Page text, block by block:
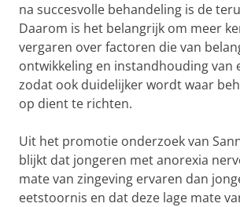
na succesvolle behandeling is de
Daarom is het belangrijk om meer
vergaren over factoren die van
ontwikkeling en instandhouding van
zodat ook duidelijker wordt waar
op dient te richten.
Uit het promotie onderzoek van
blijkt dat jongeren met anorexia
mate van zingeving ervaren dan
eetstoornis en dat deze lage mate